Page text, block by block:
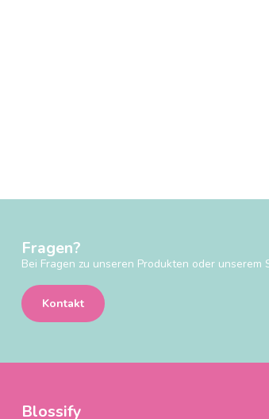
Fragen?
Bei Fragen zu unseren Produkten oder unserem
Kontakt
Blossify